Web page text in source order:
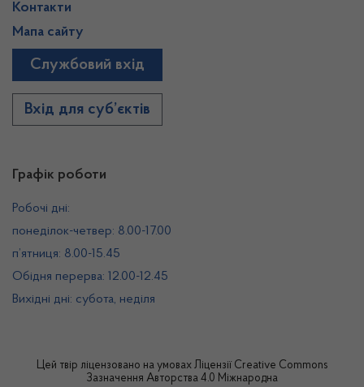
Графік роботи
Робочі дні:
понеділок-четвер: 8.00-17.00
п’ятниця: 8.00-15.45
Обідня перерва: 12.00-12.45
Вихідні дні: субота, неділя
Контакти
Мапа сайту
Службовий вхід
Вхід для суб’єктів
Цей твір ліцензовано на умовах Ліцензії Creative Commons
Зазначення Авторства 4.0 Міжнародна